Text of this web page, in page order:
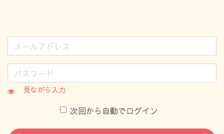
見ながら入力
次回から自動でログイン